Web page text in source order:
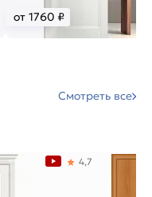
от 1760 ₽
Смотреть все
4,7